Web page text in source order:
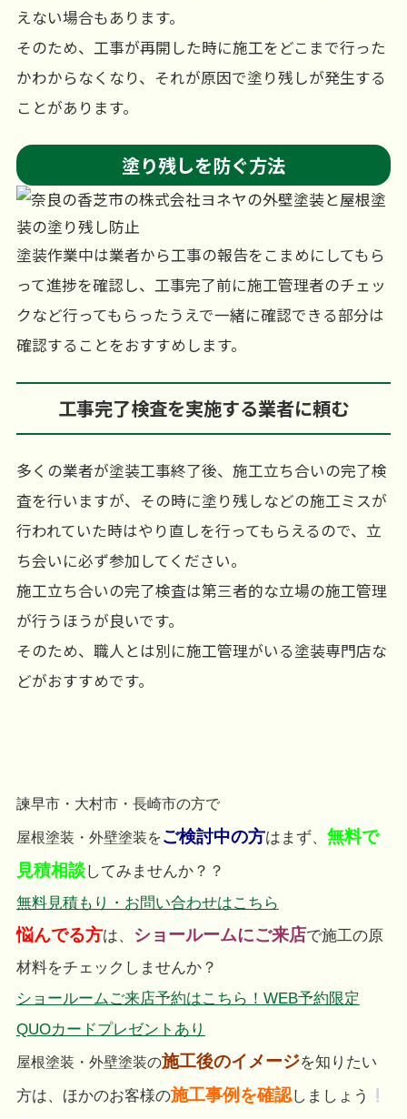
えない場合もあります。
そのため、工事が再開した時に施工をどこまで行った
かわからなくなり、それが原因で塗り残しが発生する
ことがあります。
塗り残しを防ぐ方法
塗装作業中は業者から工事の報告をこまめにしてもら
って進捗を確認し、工事完了前に施工管理者のチェッ
クなど行ってもらったうえで一緒に確認できる部分は
確認することをおすすめします。
工事完了検査を実施する業者に頼む
多くの業者が塗装工事終了後、施工立ち合いの完了検
査を行いますが、その時に塗り残しなどの施工ミスが
行われていた時はやり直しを行ってもらえるので、立
ち会いに必ず参加してください。
施工立ち合いの完了検査は第三者的な立場の施工管理
が行うほうが良いです。
そのため、職人とは別に施工管理がいる塗装専門店な
どがおすすめです。
諫早市・大村市・長崎市の方で
屋根塗装・外壁塗装をご検討中の方はまず、 無料で
見積相談してみませんか？？
無料見積もり・お問い合わせはこちら
悩んでる方は、 ショールームにご来店で施工の原
材料をチェックしませんか？
ショールームご来店予約はこちら！WEB予約限定
QUOカードプレゼントあり
屋根塗装・外壁塗装の施工後のイメージを知りたい
方は、ほかのお客様の施工事例を確認しましょう